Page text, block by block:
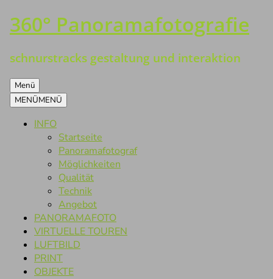
Zum
Inhalt
360° Panoramafotografie
schnurstracks gestaltung und interaktion
Menü
MENÜMENÜ
INFO
Startseite
Panoramafotograf
Möglichkeiten
Qualität
Technik
Angebot
PANORAMAFOTO
VIRTUELLE TOUREN
LUFTBILD
PRINT
OBJEKTE